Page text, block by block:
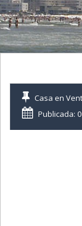
Casa en
Publicada: